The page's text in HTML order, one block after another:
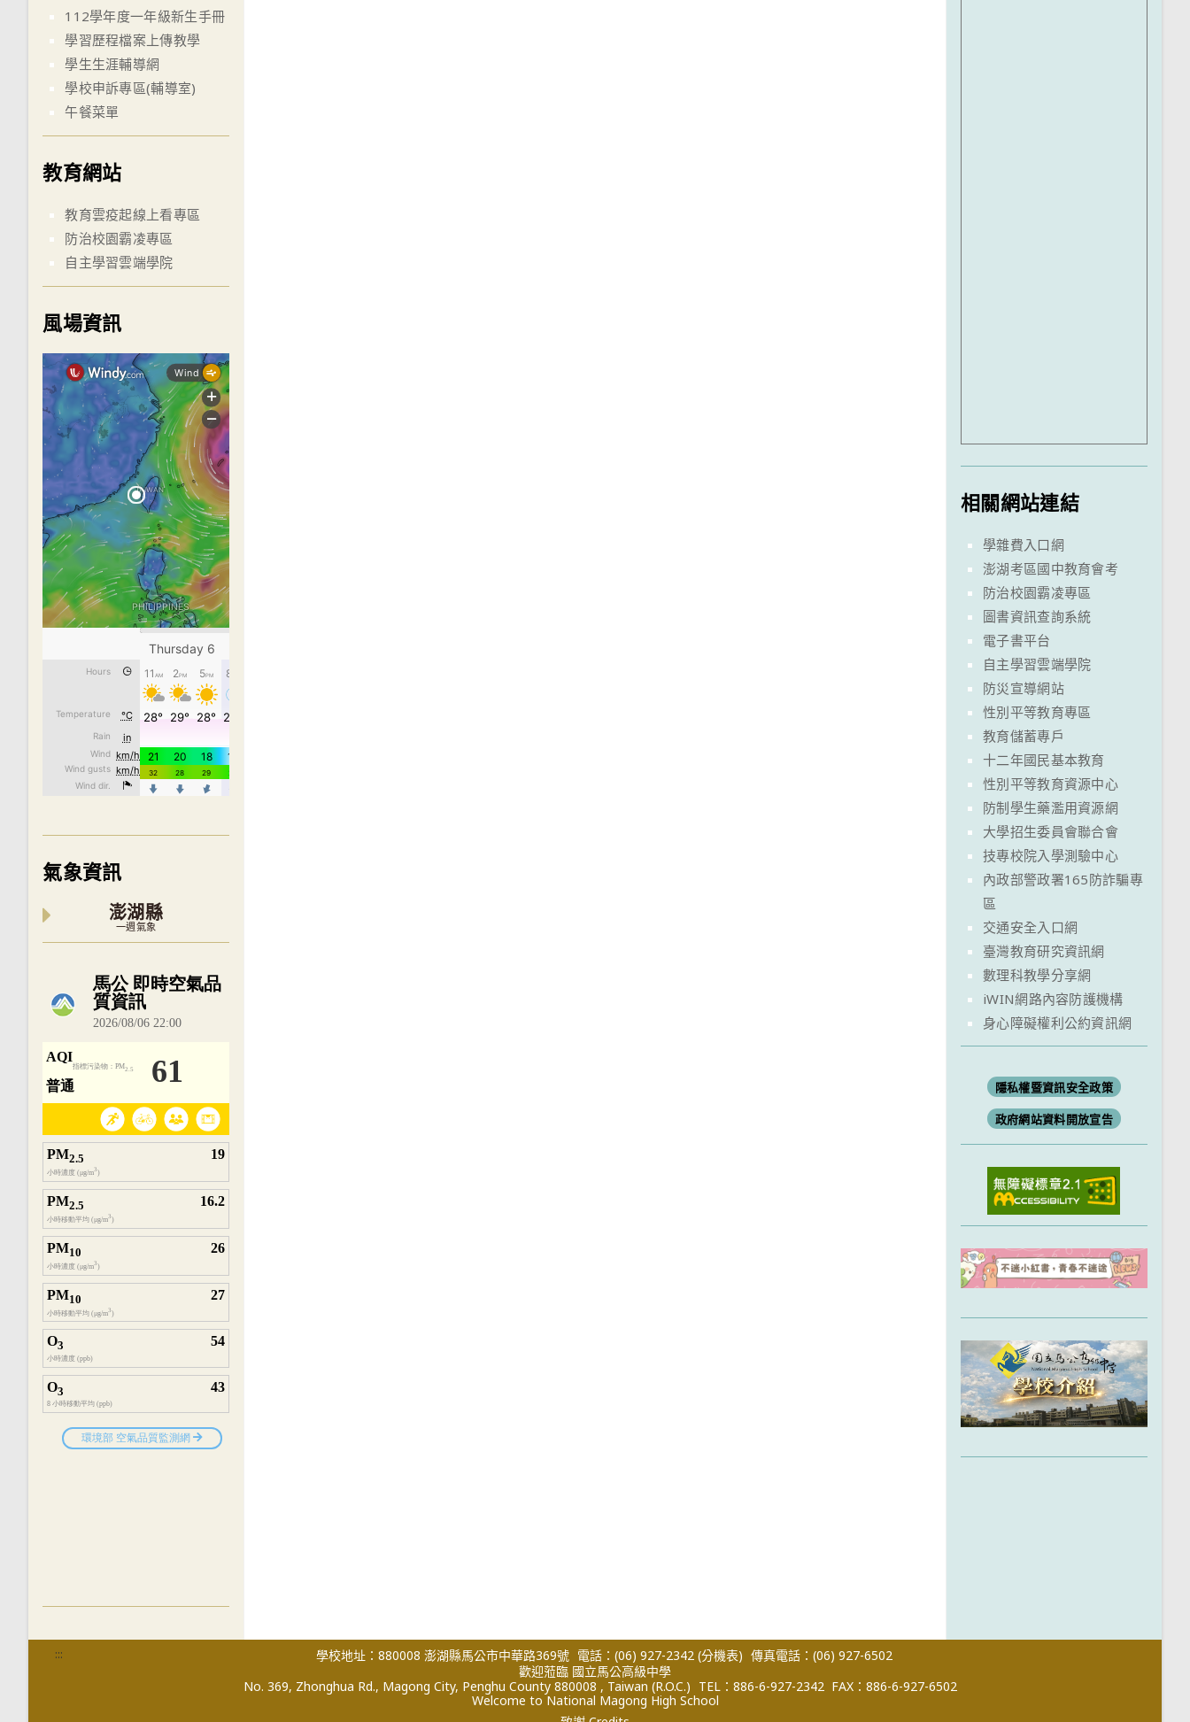
112學年度一年級新生手冊
學習歷程檔案上傳教學
學生生涯輔導網
學校申訴專區(輔導室)
午餐菜單
教育網站
教育雲疫起線上看專區
防治校園霸凌專區
自主學習雲端學院
風場資訊
氣象資訊
澎湖縣
一週氣象
內嵌空氣品質小工具為視覺預覽，完整即時空氣品質資料請開啟
相關網站連結
學雜費入口網
澎湖考區國中教育會考
防治校園霸凌專區
圖書資訊查詢系統
電子書平台
自主學習雲端學院
防災宣導網站
性別平等教育專區
教育儲蓄專戶
十二年國民基本教育
性別平等教育資源中心
防制學生藥濫用資源網
大學招生委員會聯合會
技專校院入學測驗中心
內政部警政署165防詐騙專
區
交通安全入口網
臺灣教育研究資訊網
數理科教學分享網
iWIN網路內容防護機構
身心障礙權利公約資訊網
隱私權暨資訊安全政策
政府網站資料開放宣告
::: 學校地址：880008 澎湖縣馬公市中華路369號 電話：(06) 927-2342 (分機表) 傳真電話：(06) 927-6502
歡迎蒞臨 國立馬公高級中學
No. 369, Zhonghua Rd., Magong City, Penghu County 880008 , Taiwan (R.O.C.) TEL：886-6-927-2342 FAX：886-6-927-6502
Welcome to National Magong High School